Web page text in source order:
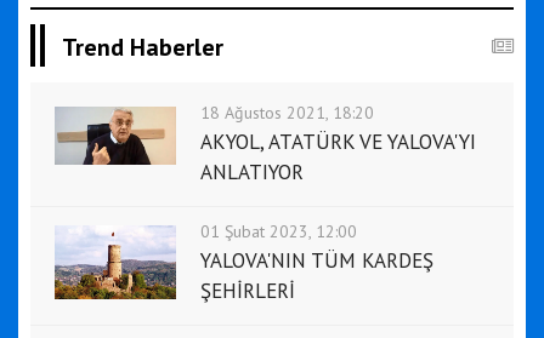
Trend Haberler
18 Ağustos 2021, 18:20
AKYOL, ATATÜRK VE YALOVA'YI
ANLATIYOR
01 Şubat 2023, 12:00
YALOVA'NIN TÜM KARDEŞ
ŞEHİRLERİ